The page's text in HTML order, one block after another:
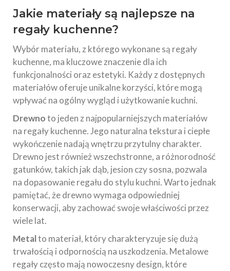
Jakie materiały są najlepsze na
regały kuchenne?
Wybór materiału, z którego wykonane są regały
kuchenne, ma kluczowe znaczenie dla ich
funkcjonalności oraz estetyki. Każdy z dostępnych
materiałów oferuje unikalne korzyści, które mogą
wpływać na ogólny wygląd i użytkowanie kuchni.
Drewnoto jeden z najpopularniejszych materiałów
na regały kuchenne. Jego naturalna tekstura i ciepłe
wykończenie nadają wnętrzu przytulny charakter.
Drewno jest również wszechstronne, a różnorodność
gatunków, takich jak dąb, jesion czy sosna, pozwala
na dopasowanie regału do stylu kuchni. Warto jednak
pamiętać, że drewno wymaga odpowiedniej
konserwacji, aby zachować swoje właściwości przez
wiele lat.
Metalto materiał, który charakteryzuje się dużą
trwałością i odpornością na uszkodzenia. Metalowe
regały często mają nowoczesny design, które